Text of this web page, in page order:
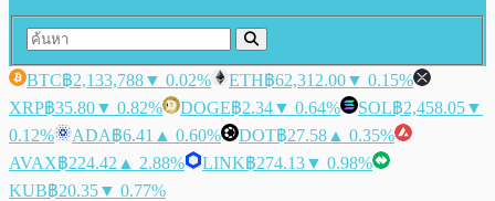
BTC฿2,133,788▼ 0.02% ETH฿62,312.00▼ 0.15%
XRP฿35.80▼ 0.82% DOGE฿2.34▼ 0.64% SOL฿2,458.05▼
0.12%
ADA฿6.41 ▲ 0.60% DOT฿27.58 ▲ 0.35%
AVAX฿224.42 ▲ 2.88% LINK฿274.13▼ 0.98%
KUB฿20.35▼ 0.77%